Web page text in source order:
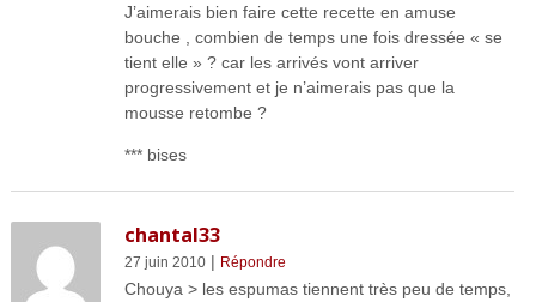
J’aimerais bien faire cette recette en amuse
bouche , combien de temps une fois dressée « se
tient elle » ? car les arrivés vont arriver
progressivement et je n’aimerais pas que la
mousse retombe ?
*** bises
chantal33
27 juin 2010| Répondre
Chouya > les espumas tiennent très peu de temps,